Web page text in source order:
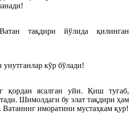
тақдири йўлида қилинган
кўр бўлади!
қордан ясалган уйи. Қиш тугаб,
Шимолдаги бу элат тақдири ҳам
Ватанинг иморатини мустаҳкам қур!